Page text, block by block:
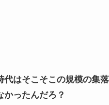
はそこそこの規模の集
ったんだろ？